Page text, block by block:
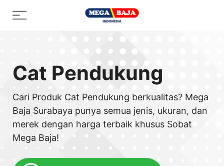
Menu
Cat Pendukung
Cari Produk Cat Pendukung berkualitas? Mega
Baja Surabaya punya semua jenis, ukuran, dan
merek dengan harga terbaik khusus Sobat
Mega Baja!